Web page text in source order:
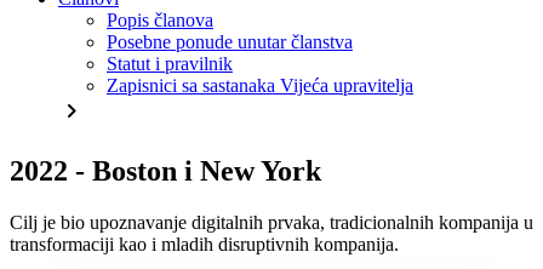
Popis članova
Posebne ponude unutar članstva
Statut i pravilnik
Zapisnici sa sastanaka Vijeća upravitelja
chevron_right
2022 - Boston i New York
Cilj je bio upoznavanje digitalnih prvaka, tradicionalnih kompanija u
transformaciji kao i mladih disruptivnih kompanija.